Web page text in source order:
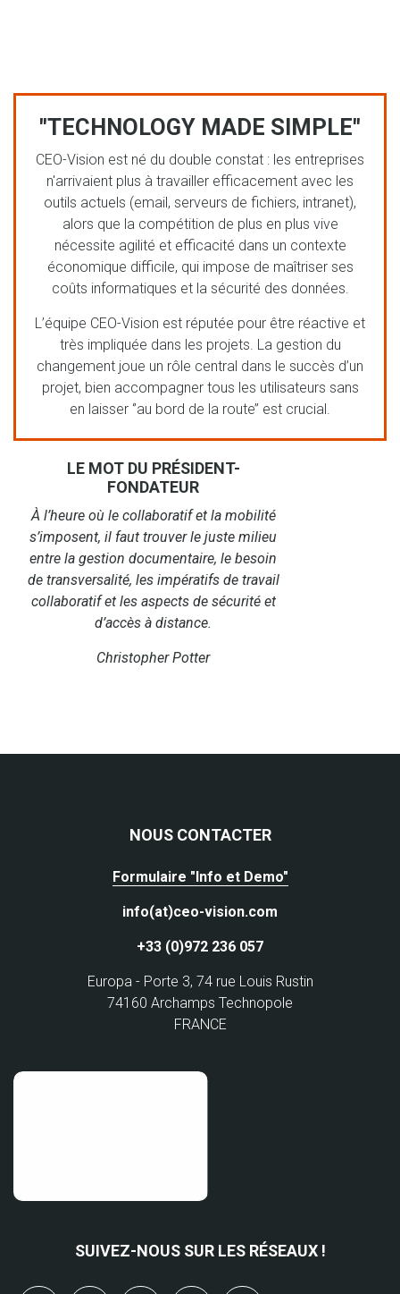
"TECHNOLOGY MADE SIMPLE"
CEO-Vision est né du double constat : les entreprises
n'arrivaient plus à travailler efficacement avec les
outils actuels (email, serveurs de fichiers, intranet),
alors que la compétition de plus en plus vive
nécessite agilité et efficacité dans un contexte
économique difficile, qui impose de maîtriser ses
coûts informatiques et la sécurité des données.
L’équipe CEO-Vision est réputée pour être réactive et
très impliquée dans les projets. La gestion du
changement joue un rôle central dans le succès d’un
projet, bien accompagner tous les utilisateurs sans
en laisser ‘’au bord de la route’’ est crucial.
LE MOT DU PRÉSIDENT-
FONDATEUR
À l’heure où le collaboratif et la mobilité
s’imposent, il faut trouver le juste milieu
entre la gestion documentaire, le besoin
de transversalité, les impératifs de travail
collaboratif et les aspects de sécurité et
d’accès à distance.
Christopher Potter
NOUS CONTACTER
Formulaire "Info et Demo"
info(at)ceo-vision.com
+33 (0)972 236 057
Europa - Porte 3, 74 rue Louis Rustin
74160 Archamps Technopole
FRANCE
SUIVEZ-NOUS SUR LES RÉSEAUX !